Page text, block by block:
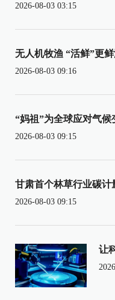
2026-08-03 03:15
无人机牧渔 “活鲜”更
2026-08-03 09:16
“妈祖”为全球应对气
2026-08-03 09:15
甘肃首个林草行业碳计
2026-08-03 09:15
让